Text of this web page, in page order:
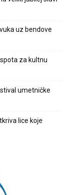
uz bendove
za kultnu
umetničke
lice koje